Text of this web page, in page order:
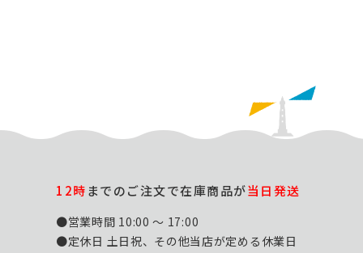
12時までのご注文で在庫商品が当日発送
●営業時間 10:00 ～ 17:00
●定休日 土日祝、その他当店が定める休業日